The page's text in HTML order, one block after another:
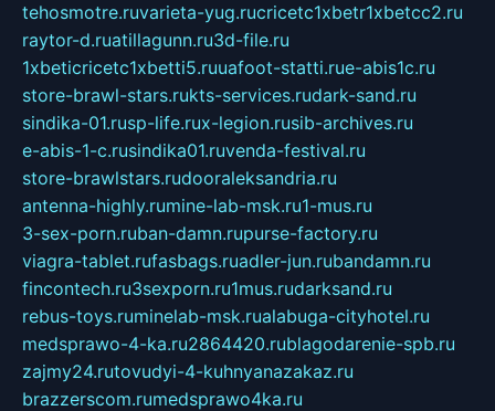
tehosmotre.ruvarieta-yug.rucricetc1xbetr1xbetcc2.ru
raytor-d.ruatillagunn.ru3d-file.ru
1xbeticricetc1xbetti5.ruuafoot-statti.rue-abis1c.ru
store-brawl-stars.rukts-services.rudark-sand.ru
sindika-01.rusp-life.rux-legion.rusib-archives.ru
e-abis-1-c.rusindika01.ruvenda-festival.ru
store-brawlstars.rudooraleksandria.ru
antenna-highly.rumine-lab-msk.ru1-mus.ru
3-sex-porn.ruban-damn.rupurse-factory.ru
viagra-tablet.rufasbags.ruadler-jun.rubandamn.ru
fincontech.ru3sexporn.ru1mus.rudarksand.ru
rebus-toys.ruminelab-msk.rualabuga-cityhotel.ru
medsprawo-4-ka.ru2864420.rublagodarenie-spb.ru
zajmy24.rutovudyi-4-kuhnyanazakaz.ru
brazzerscom.rumedsprawo4ka.ru